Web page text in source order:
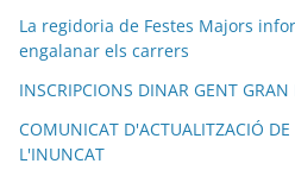
La regidoria de Festes Majors
engalanar els carrers
INSCRIPCIONS DINAR GENT GRAN
COMUNICAT D'ACTUALITZACIÓ DE
L'INUNCAT